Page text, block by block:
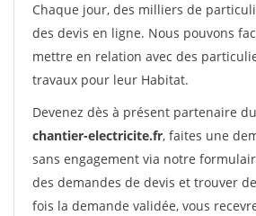
Chaque jour, des milliers de
des devis en ligne. Nous pouvons
mettre en relation avec des
travaux pour leur Habitat.
Devenez dès à présent partenaire
chantier-electricite.fr, faites une
sans engagement via notre
des demandes de devis et trouver
fois la demande validée, vous